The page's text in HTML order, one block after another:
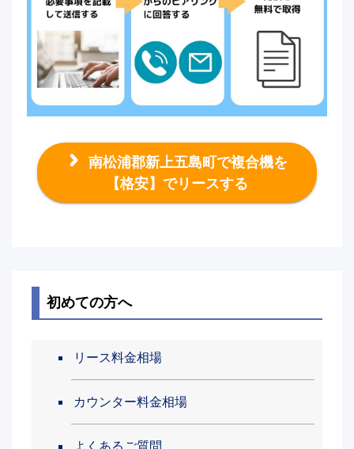
南松浦郡新上五島町で複合機を
【格安】でリースする
初めての方へ
リース料金相場
カウンター料金相場